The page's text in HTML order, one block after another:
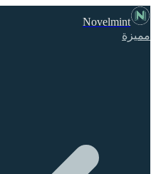
Novelmint
مميزة